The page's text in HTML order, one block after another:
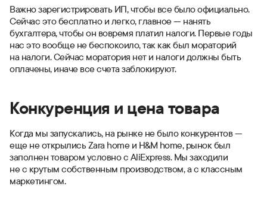
Важно зарегистрировать ИП, чтобы все было официально.
Сейчас это бесплатно и легко, главное — нанять
бухгалтера, чтобы он вовремя платил налоги. Первые годы
нас это вообще не беспокоило, так как был мораторий
на налоги. Сейчас моратория нет и налоги должны быть
оплачены, иначе все счета заблокируют.
Конкуренция и цена товара
Когда мы запускались, на рынке не было конкурентов —
еще не открылись Zara home и H&M home, рынок был
заполнен товаром условно с AliExpress. Мы заходили
не с крутым собственным производством, а с классным
маркетингом.